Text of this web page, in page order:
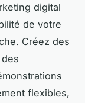
digital
de votre
Créez des
flexibles,